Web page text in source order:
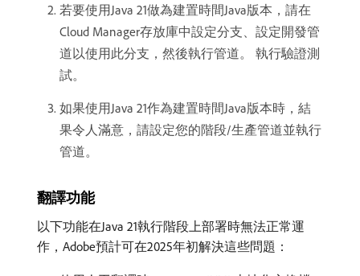
若要使用Java 21做為建置時間Java版本，請在
Cloud Manager存放庫中設定分支、設定開發管
道以使用此分支，然後執行管道。 執行驗證測
試。
如果使用Java 21作為建置時間Java版本時，結
果令人滿意，請設定您的階段/生產管道並執行
管道。
翻譯功能
以下功能在Java 21執行階段上部署時無法正常運
作，Adobe預計可在2025年初解決這些問題：